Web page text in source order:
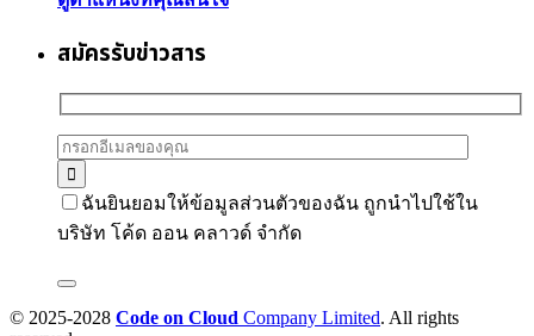
สมัครรับข่าวสาร
ฉันยินยอมให้ข้อมูลส่วนตัวของฉัน ถูกนำไปใช้ใน
บริษัท โค้ด ออน คลาวด์ จำกัด
© 2025-2028 Code on Cloud Company Limited. All rights